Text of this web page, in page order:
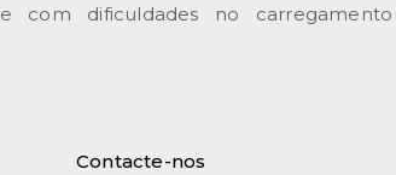
com dificuldades no
Contacte-nos